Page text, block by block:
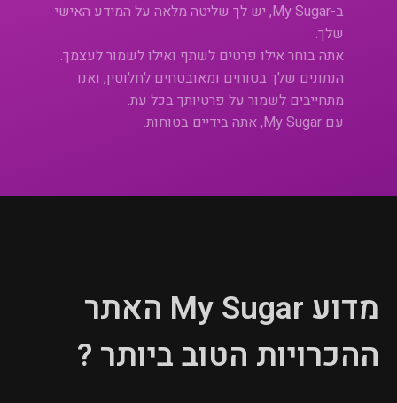
ב-My Sugar, יש לך שליטה מלאה על המידע האישי
שלך.
אתה בוחר אילו פרטים לשתף ואילו לשמור לעצמך.
הנתונים שלך בטוחים ומאובטחים לחלוטין, ואנו
מתחייבים לשמור על פרטיותך בכל עת.
עם My Sugar, אתה בידיים בטוחות.
מדוע My Sugar האתר
ההכרויות הטוב ביותר ?